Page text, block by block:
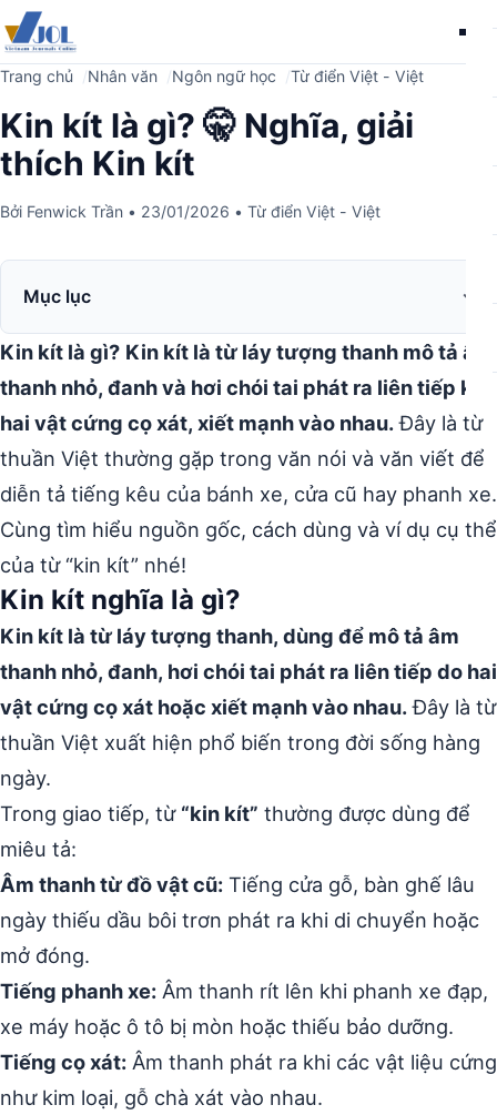
Trang chủ Nhân văn Ngôn ngữ học Từ điển Việt - Việt
Kin kít là gì? 🤫 Nghĩa, giải
thích Kin kít
Bởi Fenwick Trần • 23/01/2026 • Từ điển Việt - Việt
Mục lục
Kin kít là gì? Kin kít là từ láy tượng thanh mô tả âm
thanh nhỏ, đanh và hơi chói tai phát ra liên tiếp khi
hai vật cứng cọ xát, xiết mạnh vào nhau.Đây là từ
thuần Việt thường gặp trong văn nói và văn viết để
diễn tả tiếng kêu của bánh xe, cửa cũ hay phanh xe.
Cùng tìm hiểu nguồn gốc, cách dùng và ví dụ cụ thể
của từ “kin kít” nhé!
Kin kít nghĩa là gì?
Kin kít là từ láy tượng thanh, dùng để mô tả âm
thanh nhỏ, đanh, hơi chói tai phát ra liên tiếp do hai
vật cứng cọ xát hoặc xiết mạnh vào nhau.Đây là từ
thuần Việt xuất hiện phổ biến trong đời sống hàng
ngày.
Trong giao tiếp, từ “kin kít” thường được dùng để
miêu tả:
Âm thanh từ đồ vật cũ: Tiếng cửa gỗ, bàn ghế lâu
ngày thiếu dầu bôi trơn phát ra khi di chuyển hoặc
mở đóng.
Tiếng phanh xe: Âm thanh rít lên khi phanh xe đạp,
xe máy hoặc ô tô bị mòn hoặc thiếu bảo dưỡng.
Tiếng cọ xát: Âm thanh phát ra khi các vật liệu cứng
như kim loại, gỗ chà xát vào nhau.